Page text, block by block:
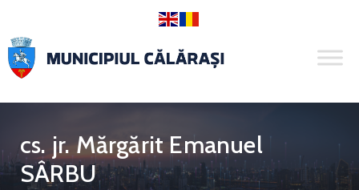
cs. jr. Mărgărit Emanuel
SÂRBU